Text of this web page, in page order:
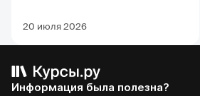
20 июля 2026
Информация была полезна?